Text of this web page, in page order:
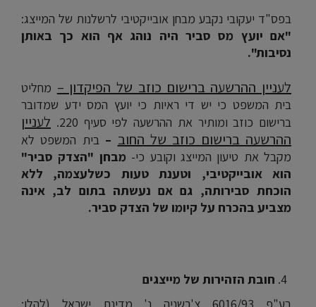
בפס"ד יעקובי נקבע מבחן אובייקטיבי לרשלנות של המייצג:
"אם יועץ מס סביר היה נוהג אף הוא כך באותן
נסיבות".
לעניין ההרשעה ברישום כוזב של הפיקדון – מחליט
בית המשפט כי יש די ראיות כי יועץ המס ידע שמדובר
ברישום כוזב ומותיר את ההרשעה לפי סעיף 220.
לעניין
ההרשעה ברישום כוזב של החוב –בית המשפט לא
מקבל את טיעון המייצג וקובע כי- מבחן "הצדק סביר"
הוא אובייקטיבי, וטענת טעות כשלעצמה, ללא
הוכחת סבירותה, גם אם נעשתה בתום לב, אינה
מצביע בהכרח על קיומו של הצדק סביר.
חובת הזהירות של מייצגים